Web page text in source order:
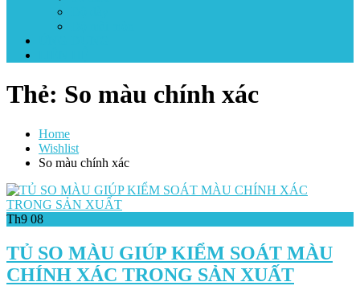
Thẻ: So màu chính xác
Home
Wishlist
So màu chính xác
Th9 08
TỦ SO MÀU GIÚP KIỂM SOÁT MÀU
CHÍNH XÁC TRONG SẢN XUẤT